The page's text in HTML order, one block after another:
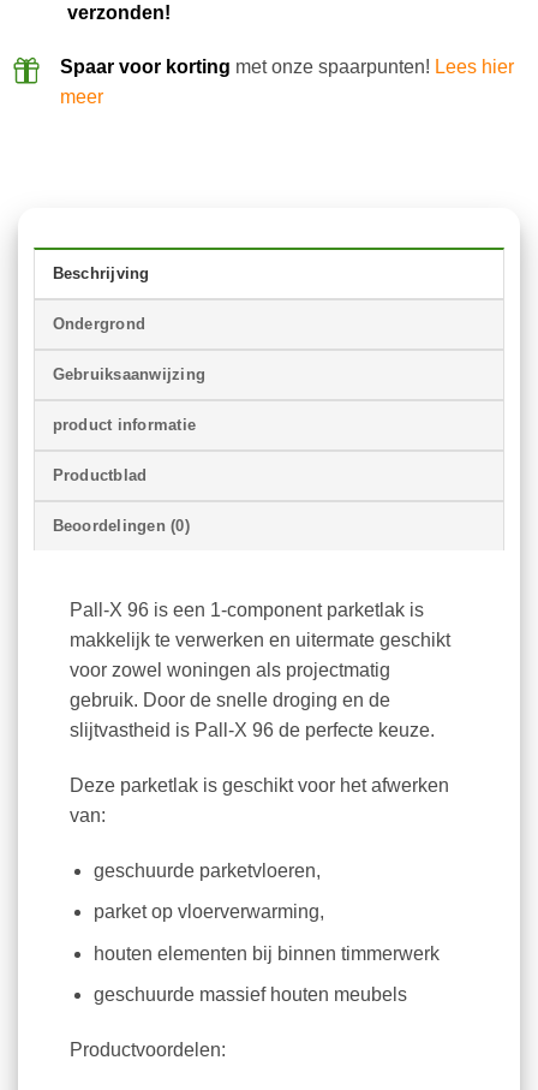
verzonden!
Spaar voor korting met onze spaarpunten! Lees hier
meer
Beschrijving
Ondergrond
Gebruiksaanwijzing
product informatie
Productblad
Beoordelingen (0)
Pall-X 96 is een 1-component parketlak is
makkelijk te verwerken en uitermate geschikt
voor zowel woningen als projectmatig
gebruik. Door de snelle droging en de
slijtvastheid is Pall-X 96 de perfecte keuze.
Deze parketlak is geschikt voor het afwerken
van:
geschuurde parketvloeren,
parket op vloerverwarming,
houten elementen bij binnen timmerwerk
geschuurde massief houten meubels
Productvoordelen: